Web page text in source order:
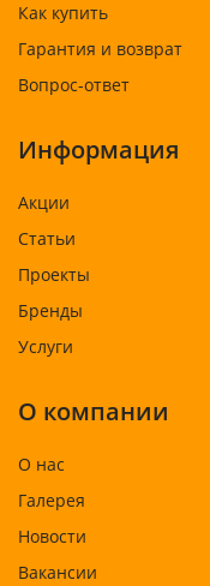
Как купить
Гарантия и возврат
Вопрос-ответ
Информация
Акции
Статьи
Проекты
Бренды
Услуги
О компании
О нас
Галерея
Новости
Вакансии